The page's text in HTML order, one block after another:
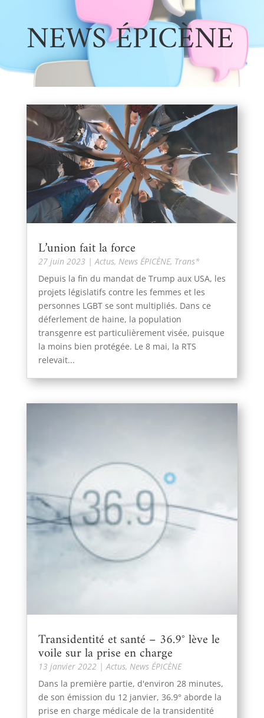
NEWS ÉPICÈNE
L’union fait la force
27 juin 2023 |Actus, News ÉPICÈNE, Trans*
Depuis la fin du mandat de Trump aux USA, les
projets législatifs contre les femmes et les
personnes LGBT se sont multipliés. Dans ce
déferlement de haine, la population
transgenre est particulièrement visée, puisque
la moins bien protégée. Le 8 mai, la RTS
relevait...
Transidentité et santé – 36.9° lève le
voile sur la prise en charge
13 janvier 2022|Actus, News ÉPICÈNE
Dans la première partie, d'environ 28 minutes,
de son émission du 12 janvier, 36.9° aborde la
prise en charge médicale de la transidentité